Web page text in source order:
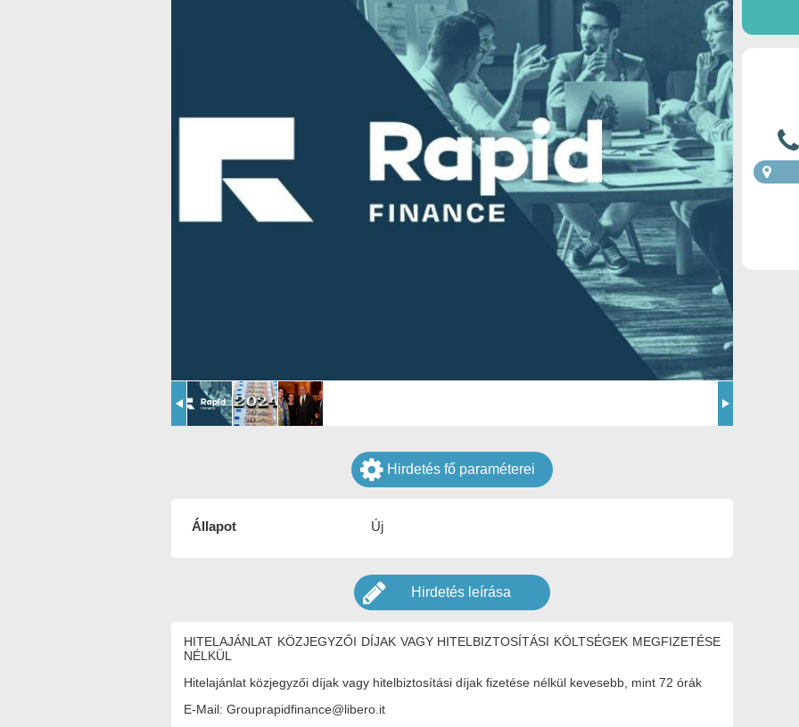
Hirdetés fő paraméterei
Állapot Új
Hirdetés leírása
HITELAJÁNLAT KÖZJEGYZŐI DÍJAK VAGY HITELBIZTOSÍTÁSI KÖLTSÉGEK MEGFIZETÉSE
NÉLKÜL
Hitelajánlat közjegyzői díjak vagy hitelbiztosítási díjak fizetése nélkül kevesebb, mint 72 órák
E-Mail: Grouprapidfinance@libero.it